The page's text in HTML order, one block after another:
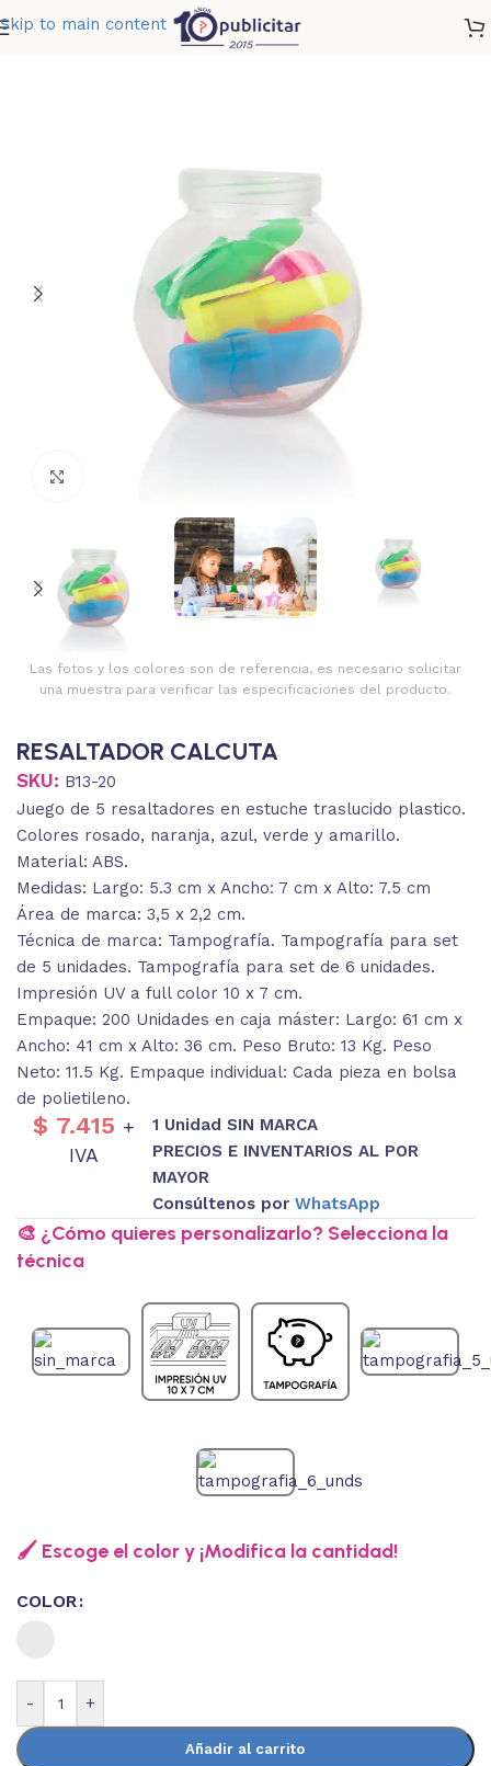
Skip to main content
RESALTADOR CALCUTA
Las fotos y los colores son de referencia, es necesario solicitar
una muestra para verificar las especificaciones del producto.
RESALTADOR CALCUTA
SKU: B13-20
Juego de 5 resaltadores en estuche traslucido plastico.
Colores rosado, naranja, azul, verde y amarillo.
Material: ABS.
Medidas: Largo: 5.3 cm x Ancho: 7 cm x Alto: 7.5 cm
Área de marca: 3,5 x 2,2 cm.
Técnica de marca: Tampografía. Tampografía para set
de 5 unidades. Tampografía para set de 6 unidades.
Impresión UV a full color 10 x 7 cm.
Empaque: 200 Unidades en caja máster: Largo: 61 cm x
Ancho: 41 cm x Alto: 36 cm. Peso Bruto: 13 Kg. Peso
Neto: 11.5 Kg. Empaque individual: Cada pieza en bolsa
de polietileno.
$ 7.415 +
IVA
1 Unidad SIN MARCA
PRECIOS E INVENTARIOS AL POR
MAYOR
Consúltenos por WhatsApp
🎨 ¿Cómo quieres personalizarlo? Selecciona la
técnica
🖌️ Escoge el color y ¡Modifica la cantidad!
COLOR
- +
Añadir al carrito